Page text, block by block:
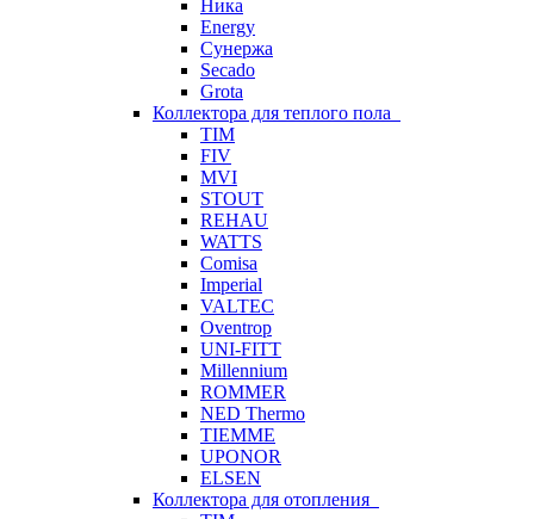
Ника
Energy
Сунержа
Secado
Grota
Коллектора для теплого пола
TIM
FIV
MVI
STOUT
REHAU
WATTS
Comisa
Imperial
VALTEC
Oventrop
UNI-FITT
Millennium
ROMMER
NED Thermo
TIEMME
UPONOR
ELSEN
Коллектора для отопления